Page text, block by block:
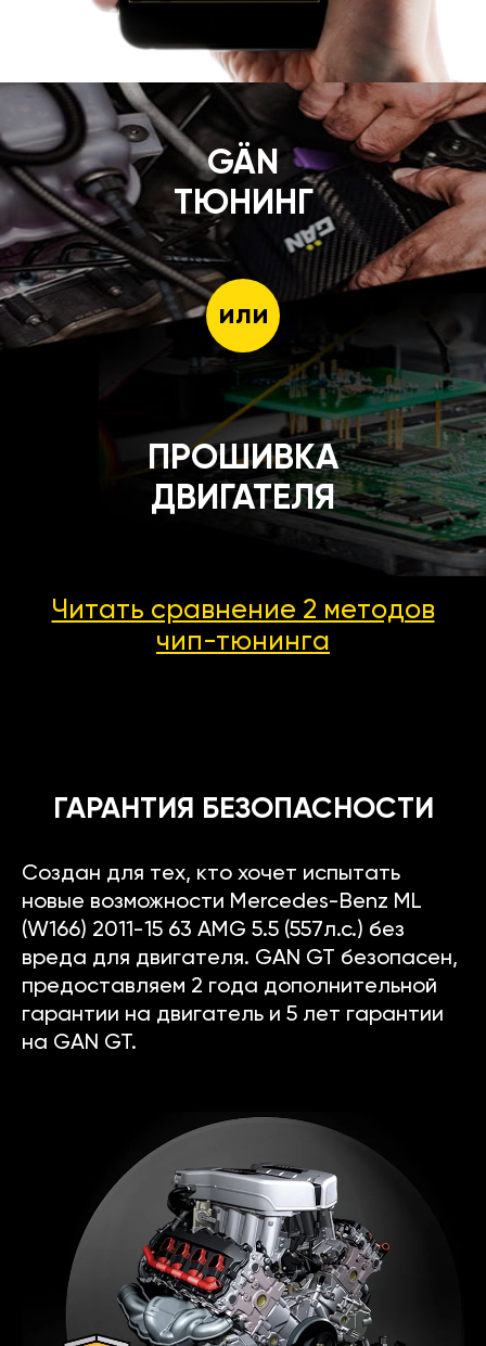
GÄN
ТЮНИНГ
или
ПРОШИВКА
ДВИГАТЕЛЯ
Читать сравнение 2 методов
чип-тюнинга
ГАРАНТИЯ БЕЗОПАСНОСТИ
Создан для тех, кто хочет испытать
новые возможности Mercedes-Benz ML
(W166) 2011-15 63 AMG 5.5 (557л.с.) без
вреда для двигателя. GAN GT безопасен,
предоставляем 2 года дополнительной
гарантии на двигатель и 5 лет гарантии
на GAN GT.